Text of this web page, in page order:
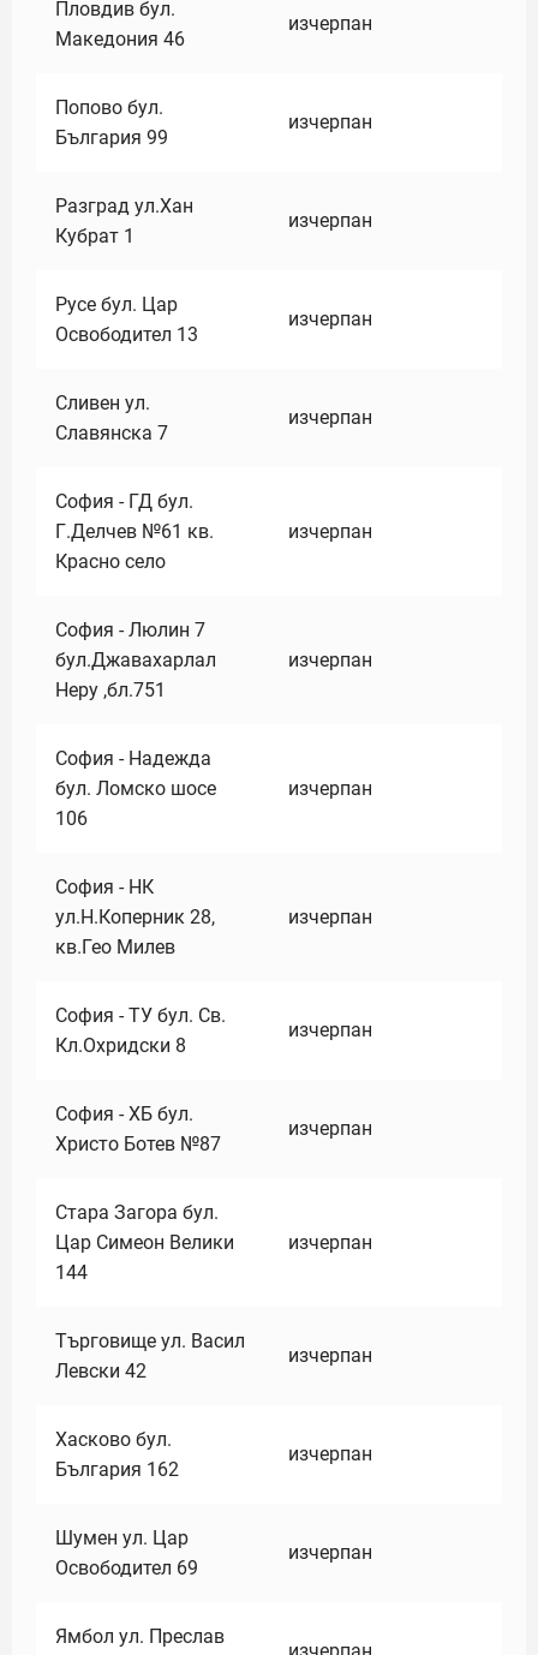
Пловдив бул.
Македония 46
изчерпан
Попово бул.
България 99
изчерпан
Разград ул.Хан
Кубрат 1
изчерпан
Русе бул. Цар
Освободител 13
изчерпан
Сливен ул.
Славянска 7
изчерпан
София - ГД бул.
Г.Делчев №61 кв.
Красно село
изчерпан
София - Люлин 7
бул.Джавахарлал
Неру ,бл.751
изчерпан
София - Надежда
бул. Ломско шосе
106
изчерпан
София - НК
ул.Н.Коперник 28,
кв.Гео Милев
изчерпан
София - ТУ бул. Св.
Кл.Охридски 8
изчерпан
София - ХБ бул.
Христо Ботев №87
изчерпан
Стара Загора бул.
Цар Симеон Велики
144
изчерпан
Търговище ул. Васил
Левски 42
изчерпан
Хасково бул.
България 162
изчерпан
Шумен ул. Цар
Освободител 69
изчерпан
Ямбол ул. Преслав